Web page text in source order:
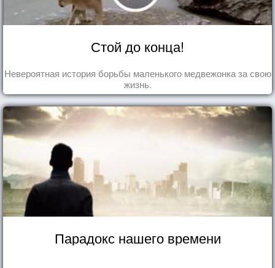
Стой до конца!
Невероятная история борьбы маленького медвежонка за свою
жизнь.
Парадокс нашего времени